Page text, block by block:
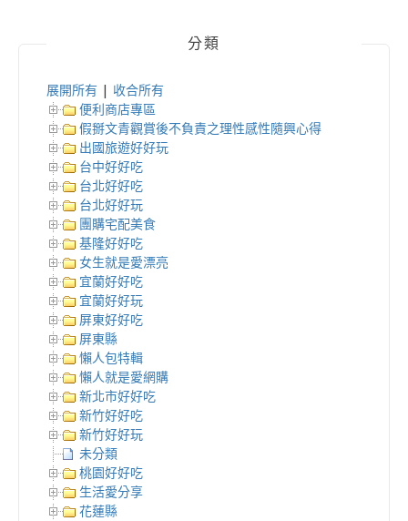
分類
展開所有
收合所有
便利商店專區
假掰文青觀賞後不負責之理性感性隨興心得
出國旅遊好好玩
台中好好吃
台北好好吃
台北好好玩
團購宅配美食
基隆好好吃
女生就是愛漂亮
宜蘭好好吃
宜蘭好好玩
屏東好好吃
屏東縣
懶人包特輯
懶人就是愛網購
新北市好好吃
新竹好好吃
新竹好好玩
未分類
桃園好好吃
生活愛分享
花蓮縣